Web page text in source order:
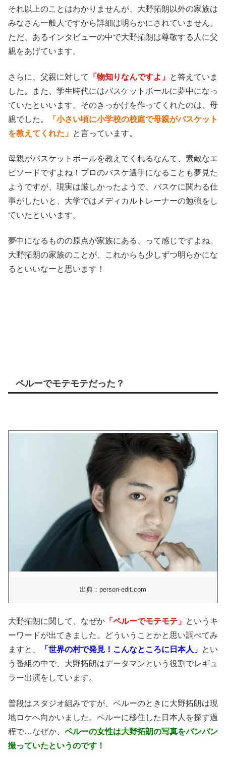
それ以上のことはわかりませんが、大野拓朗以外の家族は
みなさん一般人ですから詳細は明らかにされていません。
ただ、あるインタビューの中で大野拓朗は尊敬する人に父
親をあげています。
さらに、父親に対して 「物知りなんですよ」 と答えていま
した。また、学生時代にはバスケットボールに夢中になっ
ていたといいます。そのきっかけを作ってくれたのは、母
親でした。
「小さい頃に小学校の校庭で母親がバスケット
を教えてくれた」 と言っています。
母親がバスケットボールを教えてくれるなんて、素敵なエ
ピソードですよね！プロのバスケ選手になることも夢見た
ようですが、現実は厳しかったようで、バスケに関わる仕
事がしたいと、大学ではメディカルトレーナーの勉強をし
ていたといいます。
夢中になるものの原点が家族にある、って感じですよね。
大野拓朗の家族のことが、これからも少しずつ明らかにな
るといいなーと思います！
ペルーでモテモテだった？
出典：person-edit.com
大野拓朗に関して、なぜか 「ペルーでモテモテ」 というキ
ーワードが出てきました。
どういうことかと思い調べてみ
ますと、
「世界の村で発見！こんなところに日本人」 とい
う番組の中で、大野拓朗はデータマンという役割でレギュ
ラー出演をしています。
普段はスタジオ組みですが、ペルーのときに大野拓朗は現
地ロケへ向かいました。 ペルーに移住した日本人を探す過
程で…なぜか、 ペルーの女性は大野拓朗の写真をバンバン
撮っていたというのです！